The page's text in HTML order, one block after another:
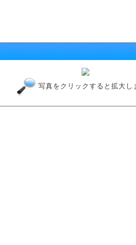
写真をクリックすると拡大し